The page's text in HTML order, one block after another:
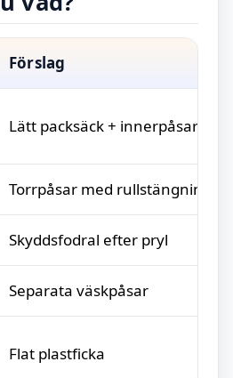
Förslag
Lätt packsäck + innerpåsar
Torrpåsar med rullstängning
Skyddsfodral efter pryl
Separata väskpåsar
Flat plastficka